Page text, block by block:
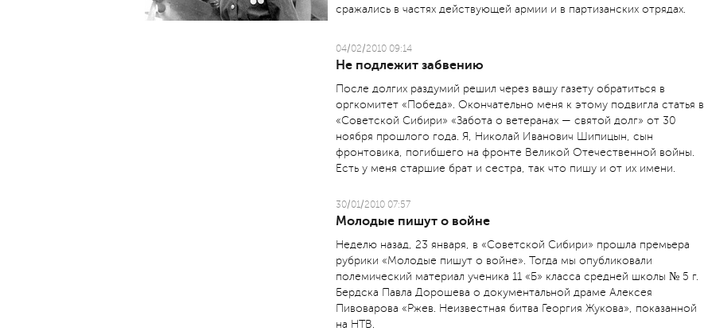
сражались в частях действующей армии и в партизанских отрядах.
04/02/2010 09:14
Не подлежит забвению
После долгих раздумий решил через вашу газету обратиться в
оргкомитет «Победа». Окончательно меня к этому подвигла статья в
«Советской Сибири» «Забота о ветеранах — святой долг» от 30
ноября прошлого года. Я, Николай Иванович Шипицын, сын
фронтовика, погибшего на фронте Великой Отечественной войны.
Есть у меня старшие брат и сестра, так что пишу и от их имени.
30/01/2010 07:57
Молодые пишут о войне
Неделю назад, 23 января, в «Советской Сибири» прошла премьера
рубрики «Молодые пишут о войне». Тогда мы опубликовали
полемический материал ученика 11 «Б» класса средней школы № 5 г.
Бердска Павла Дорошева о документальной драме Алексея
Пивоварова «Ржев. Неизвестная битва Георгия Жукова», показанной
на НТВ.